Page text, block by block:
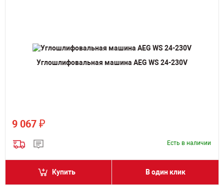
Углошлифовальная машина AEG WS 24-230V
9 067 ₽
Есть в наличии
Купить В один клик